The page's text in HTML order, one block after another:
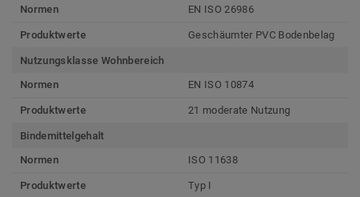
Normen
EN ISO 26986
Produktwerte Geschäumter PVC Bodenbelag
Nutzungsklasse Wohnbereich
Normen
EN ISO 10874
Produktwerte 21 moderate Nutzung
Bindemittelgehalt
Normen
ISO 11638
Produktwerte Typ I